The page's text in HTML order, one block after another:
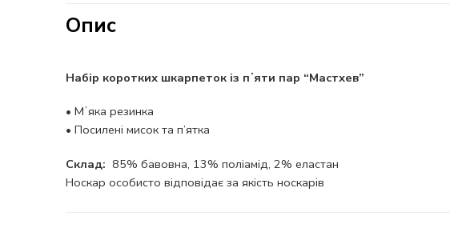
Опис
Набір коротких шкарпеток із пʼяти пар “Мастхев”
• Мʼяка резинка
• Посилені мисок та п’ятка
Склад: 85% бавовна, 13% поліамід, 2% еластан
Носкар особисто відповідає за якість носкарів